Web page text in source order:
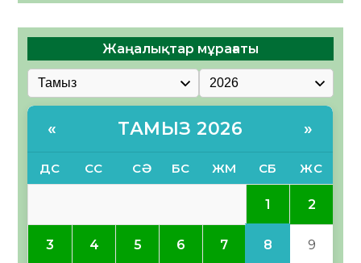
Жаңалықтар мұрағаты
« ТАМЫЗ 2026 »
ДС СС СӘ БС ЖМ СБ ЖС
1 2
3 4 5 6 7 8 9